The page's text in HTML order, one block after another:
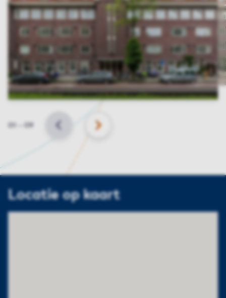
Slide 09 VORIGE VOLGENDE
Locatie op kaart